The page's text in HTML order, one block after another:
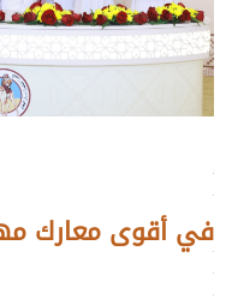
>
>
في أقوى معارك>
>
>